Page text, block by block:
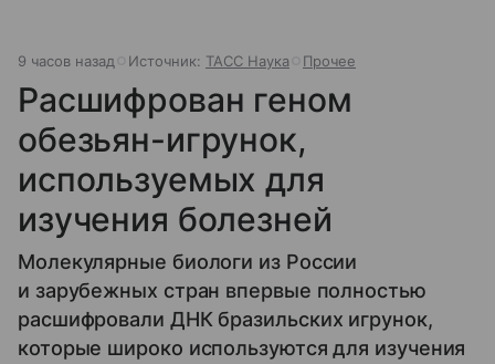
9 часов назад Источник: ТАСС Наука Прочее
Расшифрован геном
обезьян-игрунок,
используемых для
изучения болезней
Молекулярные биологи из России
и зарубежных стран впервые полностью
расшифровали ДНК бразильских игрунок,
которые широко используются для изучения